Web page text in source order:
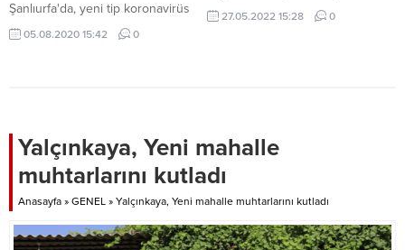
Şanlıurfa'da, yeni tip koronavirüs
(Kovid-19) tedbirleri kapsamında
Kurban Bayramı'nın ilk üç
05.08.2020 15:42 0
27.05.2022 15:28 0
Yalçınkaya, Yeni mahalle
muhtarlarını kutladı
Anasayfa » GENEL » Yalçınkaya, Yeni mahalle muhtarlarını kutladı